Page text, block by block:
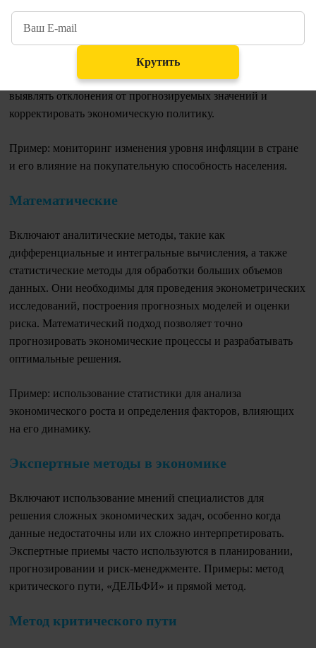
отслеживания, анализа экономических показателей. Он
применяется для контроля, оценки изменений в экономике:
инфляции, безработицы или роста валового внутреннего
продукта (ВВП). Мониторинг позволяет своевременно
выявлять отклонения от прогнозируемых значений и
корректировать экономическую политику.
Пример: мониторинг изменения уровня инфляции в стране
и его влияние на покупательную способность населения.
Математические
Включают аналитические методы, такие как
дифференциальные и интегральные вычисления, а также
статистические методы для обработки больших объемов
данных. Они необходимы для проведения эконометрических
исследований, построения прогнозных моделей и оценки
риска. Математический подход позволяет точно
прогнозировать экономические процессы и разрабатывать
оптимальные решения.
Пример: использование статистики для анализа
экономического роста и определения факторов, влияющих
на его динамику.
Экспертные методы в экономике
Включают использование мнений специалистов для
решения сложных экономических задач, особенно когда
данные недостаточны или их сложно интерпретировать.
Экспертные приемы часто используются в планировании,
прогнозировании и риск-менеджменте. Примеры: метод
критического пути, «ДЕЛЬФИ» и прямой метод.
Метод критического пути
Крутить